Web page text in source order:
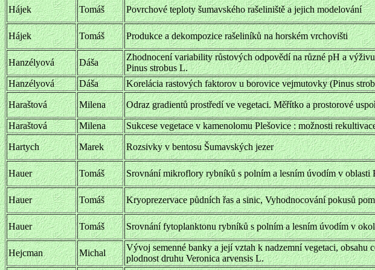
Hájek Tomáš Povrchové teploty šumavského rašeliniště a jejich modelování
Hájek Tomáš Produkce a dekompozice rašeliníků na horském vrchovišti
Hanzélyová Dáša
Zhodnocení variability růstových odpovědí na různé pH a
Pinus strobus L.
Hanzélyová
Dáša Korelácia rastových faktorov u borovice vejmutovky (Pinus
Haraštová Milena Odraz gradientů prostředí ve vegetaci. Měřítko a prostorové
Haraštová Milena Sukcese vegetace v kamenolomu Plešovice : možnosti
Hartych Marek Rozsivky v bentosu Šumavských jezer
Hauer Tomáš Srovnání mikroflory rybníků s polním a lesním úvodím v oblasti
Hauer Tomáš Kryoprezervace půdních řas a sinic, Vyhodnocování pokusů
Hauer Tomáš Srovnání fytoplanktonu rybníků s polním a lesním úvodím v
Hejcman Michal
Vývoj semenné banky a její vztah k nadzemní vegetaci,
plodnost druhu Veronica arvensis L.